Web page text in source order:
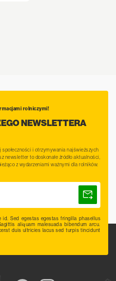
rolniczymi!
NEWSLETTERA
społeczności i otrzymywania najświeższych
to doskonałe źródło aktualności,
z wydarzeniami ważnymi dla rolników.
id. Sed egestas egestas fringilla phasellus
aliquam malesuada bibendum arcu.
duis ultricies lacus sed turpis tincidunt